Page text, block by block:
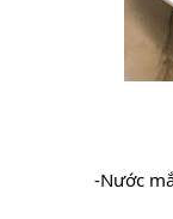
-Nước